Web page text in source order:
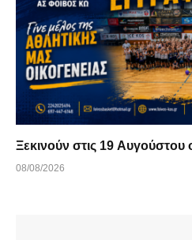
Ξεκινούν στις 19 Αυγούστου
08/08/2026